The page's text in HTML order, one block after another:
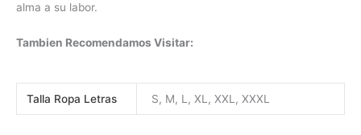
alma a su labor.
Tambien Recomendamos Visitar:
Talla Ropa Letras S, M, L, XL, XXL, XXXL